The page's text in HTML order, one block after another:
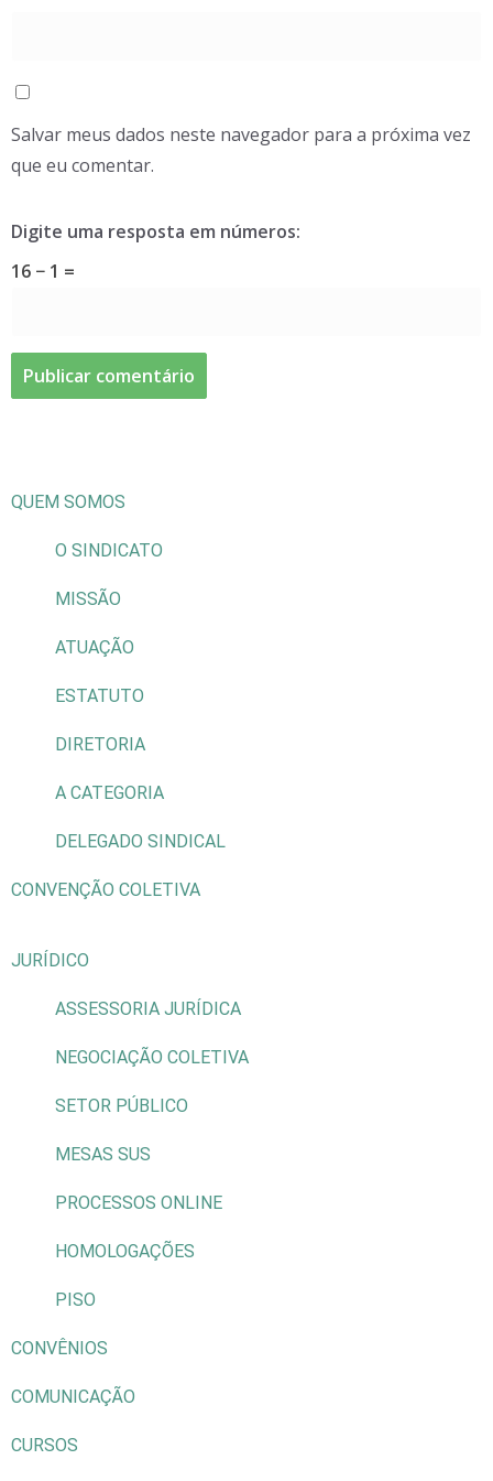
Salvar meus dados neste navegador para a próxima vez
que eu comentar.
Digite uma resposta em números:
16 − 1 =
QUEM SOMOS
O SINDICATO
MISSÃO
ATUAÇÃO
ESTATUTO
DIRETORIA
A CATEGORIA
DELEGADO SINDICAL
CONVENÇÃO COLETIVA
JURÍDICO
ASSESSORIA JURÍDICA
NEGOCIAÇÃO COLETIVA
SETOR PÚBLICO
MESAS SUS
PROCESSOS ONLINE
HOMOLOGAÇÕES
PISO
CONVÊNIOS
COMUNICAÇÃO
CURSOS